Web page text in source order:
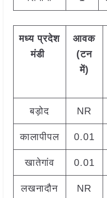
मध्य प्रदेश
मंडी
आवक
(टन
में)
बड़ोद NR
कालापीपल 0.01
खातेगांव 0.01
लखनादौन NR